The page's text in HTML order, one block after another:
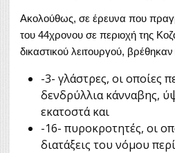
Ακολούθως, σε έρευνα που
του 44χρονου σε περιοχή της
δικαστικού λειτουργού,
-3- γλάστρες, οι οποίες
δενδρύλλια κάνναβης,
εκατοστά και
-16- πυροκροτητές, οι
διατάξεις του νόμου